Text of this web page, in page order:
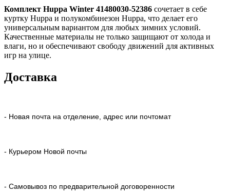
Комплект Huppa Winter 41480030-52386 сочетает в себе
куртку Huppa и полукомбинезон Huppa, что делает его
универсальным вариантом для любых зимних условий.
Качественные материалы не только защищают от холода и
влаги, но и обеспечивают свободу движений для активных
игр на улице.
Доставка
- Новая почта на отделение, адрес или почтомат
- Курьером Новой почты
- Самовывоз по предварительной договоренности